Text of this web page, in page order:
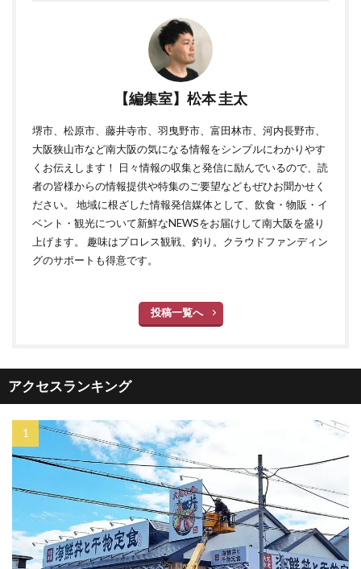
【編集室】松本 圭太
堺市、松原市、藤井寺市、羽曳野市、富田林市、河内長野市、
大阪狭山市など南大阪の気になる情報をシンプルにわかりやす
くお伝えします！ 日々情報の収集と発信に励んでいるので、読
者の皆様からの情報提供や特集のご要望などもぜひお聞かせく
ださい。 地域に根ざした情報発信媒体として、飲食・物販・イ
ベント・観光について新鮮なNEWSをお届けして南大阪を盛り
上げます。 趣味はプロレス観戦、釣り。クラウドファンディン
グのサポートも得意です。
投稿一覧へ
アクセスランキング